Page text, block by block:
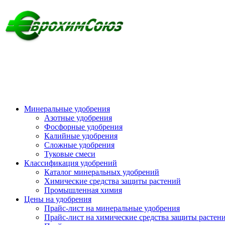
Минеральные удобрения
Азотные удобрения
Фосфорные удобрения
Калийные удобрения
Сложные удобрения
Туковые смеси
Классификация удобрений
Каталог минеральных удобрений
Химические средства защиты растений
Промышленная химия
Цены на удобрения
Прайс-лист на минеральные удобрения
Прайс-лист на химические средства защиты